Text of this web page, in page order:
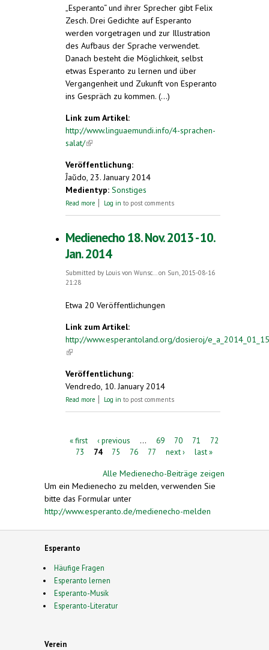
„Esperanto“ und ihrer Sprecher gibt Felix
Zesch. Drei Gedichte auf Esperanto
werden vorgetragen und zur Illustration
des Aufbaus der Sprache verwendet.
Danach besteht die Möglichkeit, selbst
etwas Esperanto zu lernen und über
Vergangenheit und Zukunft von Esperanto
ins Gespräch zu kommen. (...)
Link zum Artikel:
http://www.linguaemundi.info/4-sprachen-
salat/(link is external)
Veröffentlichung:
Ĵaŭdo, 23. January 2014
Medientyp: Sonstiges
Read more about „Esperanto – Poesie und Politik“
Log in to post comments
Medienecho 18. Nov. 2013 - 10.
Jan. 2014
Submitted by Louis von Wunsc...on Sun, 2015-08-16
21:28
Etwa 20 Veröffentlichungen
Link zum Artikel:
http://www.esperantoland.org/dosieroj/
(link is external)
Veröffentlichung:
Vendredo, 10. January 2014
Read more about Medienecho 18. Nov. 2013 - 10. Jan.
Log in to post comments
Pages« first ‹ previous … 69 70 71
72
73
74 75 76 77 next › last »
Alle Medienecho-Beiträge zeigen
Um ein Medienecho zu melden, verwenden Sie
bitte das Formular unter
http://www.esperanto.de/medienecho-melden
Esperanto
Häufige Fragen
Esperanto lernen
Esperanto-Musik
Esperanto-Literatur
Verein